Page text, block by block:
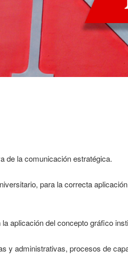
de la comunicación estratégica.
para la correcta
aplicación del concepto gráfico
administrativas, procesos de